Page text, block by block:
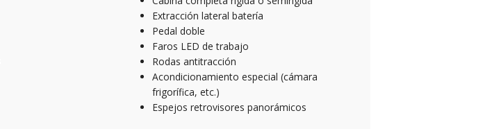
Extracción lateral batería
Pedal doble
Faros LED de trabajo
Rodas antitracción
Acondicionamiento especial (cámara
frigorífica, etc.)
Espejos retrovisores panorámicos